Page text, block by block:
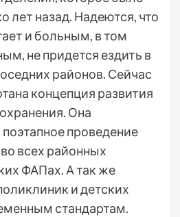
лет назад. Надеются, что
и больным, в том
не придется ездить в
районов. Сейчас
концепция развития
Она
проведение
всех районных
ФАПах. А так же
и детских
стандартам.